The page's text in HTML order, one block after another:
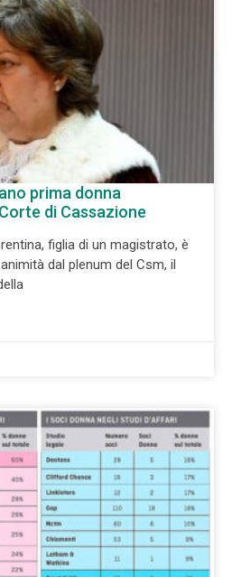
prima donna
di Cassazione
figlia di un magistrato, è
dal plenum del Csm, il